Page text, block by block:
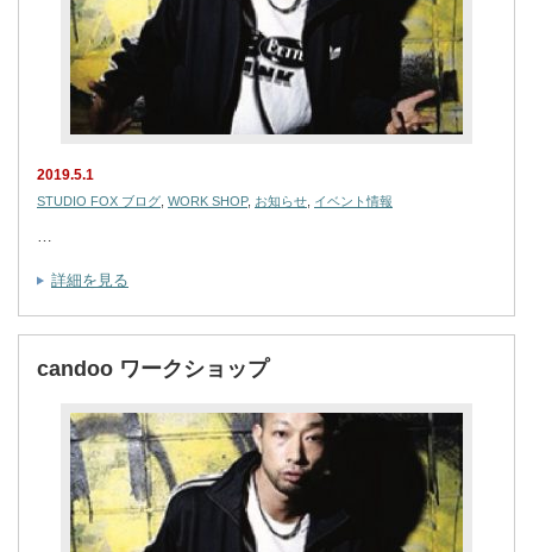
2019.5.1
STUDIO FOX ブログ WORK SHOP, お知らせ イベント情報
詳細を見る
candoo ワークショップ